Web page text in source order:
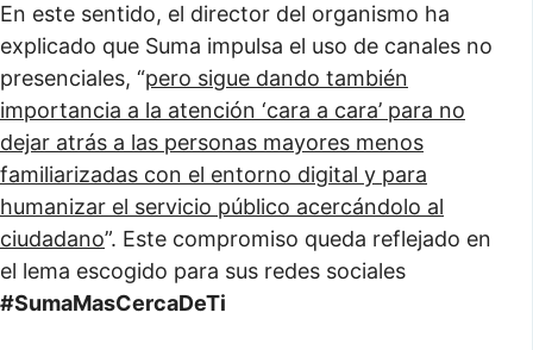
En este sentido, el director del organismo ha
explicado que Suma impulsa el uso de canales no
presenciales, “pero sigue dando también
importancia a la atención ‘cara a cara’ para no
dejar atrás a las personas mayores menos
familiarizadas con el entorno digital y para
humanizar el servicio público acercándolo al
ciudadano”. Este compromiso queda reflejado en
el lema escogido para sus redes sociales
#SumaMasCercaDeTi